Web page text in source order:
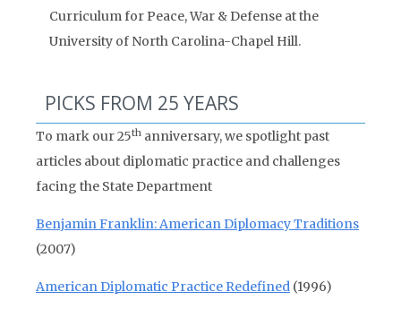
Curriculum for Peace, War & Defense at the
University of North Carolina-Chapel Hill.
PICKS FROM 25 YEARS
To mark our 25th anniversary, we spotlight past
articles about diplomatic practice and challenges
facing the State Department
Benjamin Franklin: American Diplomacy Traditions
(2007)
American Diplomatic Practice Redefined (1996)